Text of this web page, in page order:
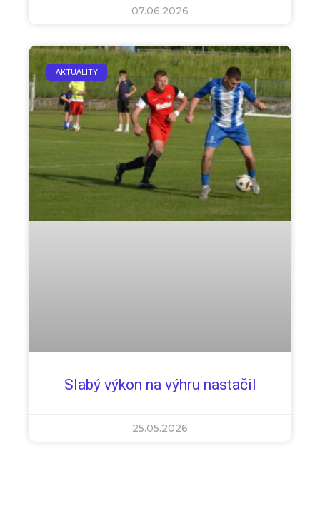
07.06.2026
AKTUALITY
Slabý výkon na výhru nastačil
25.05.2026